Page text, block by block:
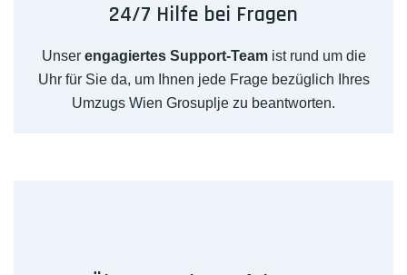
24/7 Hilfe bei Fragen
Unser engagiertes Support-Teamist rund um die
Uhr für Sie da, um Ihnen jede Frage bezüglich Ihres
Umzugs Wien Grosuplje zu beantworten.